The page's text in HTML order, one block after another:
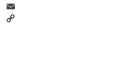
Telegram
Email